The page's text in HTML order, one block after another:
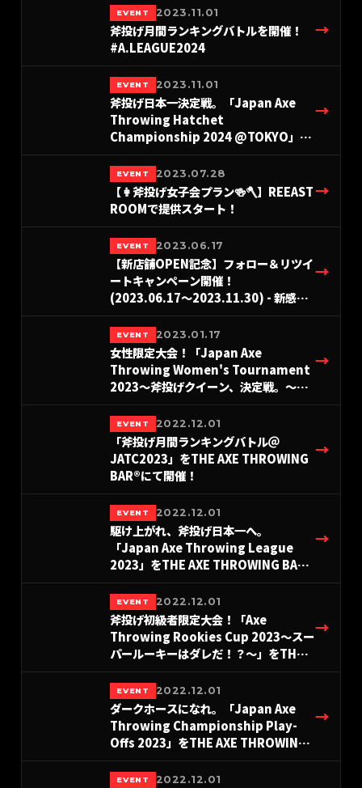
Hatchet部門
EVENT 2023.11.01
斧投げ月間ランキングバトルを開催！
#A.LEAGUE2024
→
EVENT 2023.11.01
斧投げ日本一決定戦。「Japan Axe
Throwing Hatchet
Championship 2024 @TOKYO」を
THE AXE THROWING BAR®︎ 浅草店に
て2024年12月8日(日)に開催決定！
#A.LEAGUE2024-Hatchet部門
→
EVENT 2023.07.28
【👩斧投げ女子会プラン🍻🪓】REEAST
ROOMで提供スタート！
→
EVENT 2023.06.17
【新店舗OPEN記念】フォロー＆リツイ
ートキャンペーン開催！
(2023.06.17〜2023.11.30) - 新感覚
アミューズメント/カフェ REEAST
ROOM（リーストルーム）
→
EVENT 2023.01.17
女性限定大会！「Japan Axe
Throwing Women's Tournament
2023〜斧投げクイーン、決定戦。〜」
を東京＆名古屋＆大阪にて開催！
→
EVENT 2022.12.01
「斧投げ月間ランキングバトル＠
JATC2023」をTHE AXE THROWING
BAR®︎にて開催！
→
EVENT 2022.12.01
駆け上がれ、斧投げ日本一へ。
「Japan Axe Throwing League
2023」をTHE AXE THROWING BAR®︎
にて開催決定！
→
EVENT 2022.12.01
斧投げ初級者限定大会！「Axe
Throwing Rookies Cup 2023〜スー
パールーキーはダレだ！？〜」をTHE
AXE THROWING BAR®︎にて開催決定！
→
EVENT 2022.12.01
ダークホースになれ。「Japan Axe
Throwing Championship Play-
Offs 2023」をTHE AXE THROWING
BAR®︎にて、11月12日に開催決定！
→
EVENT 2022.12.01